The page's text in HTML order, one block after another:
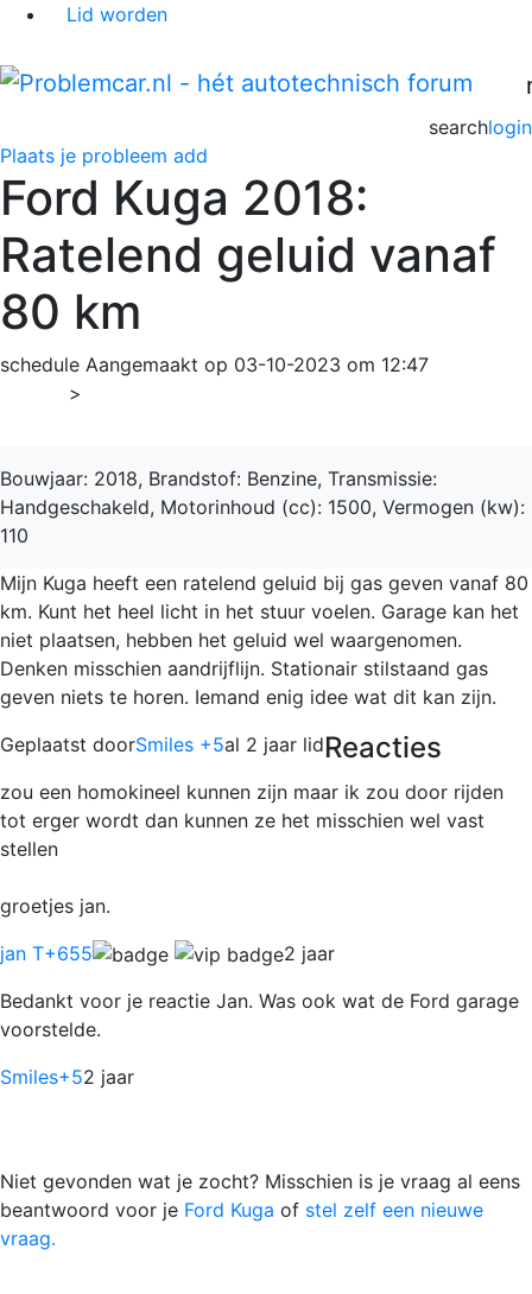
Lid worden
login
search
Plaats je probleem add
Ford Kuga 2018:
Ratelend geluid vanaf
80 km
schedule Aangemaakt op 03-10-2023 om 12:47
>
Bouwjaar: 2018, Brandstof: Benzine, Transmissie:
Handgeschakeld, Motorinhoud (cc): 1500, Vermogen (kw):
110
Mijn Kuga heeft een ratelend geluid bij gas geven vanaf 80
km. Kunt het heel licht in het stuur voelen. Garage kan het
niet plaatsen, hebben het geluid wel waargenomen.
Denken misschien aandrijflijn. Stationair stilstaand gas
geven niets te horen. Iemand enig idee wat dit kan zijn.
Geplaatst doorSmiles +5al 2 jaar lidReacties
zou een homokineel kunnen zijn maar ik zou door rijden
tot erger wordt dan kunnen ze het misschien wel vast
stellen
groetjes jan.
jan T+655
2 jaar
Bedankt voor je reactie Jan. Was ook wat de Ford garage
voorstelde.
Smiles+52 jaar
Niet gevonden wat je zocht? Misschien is je vraag al eens
beantwoord voor je Ford Kuga of stel zelf een nieuwe
vraag.